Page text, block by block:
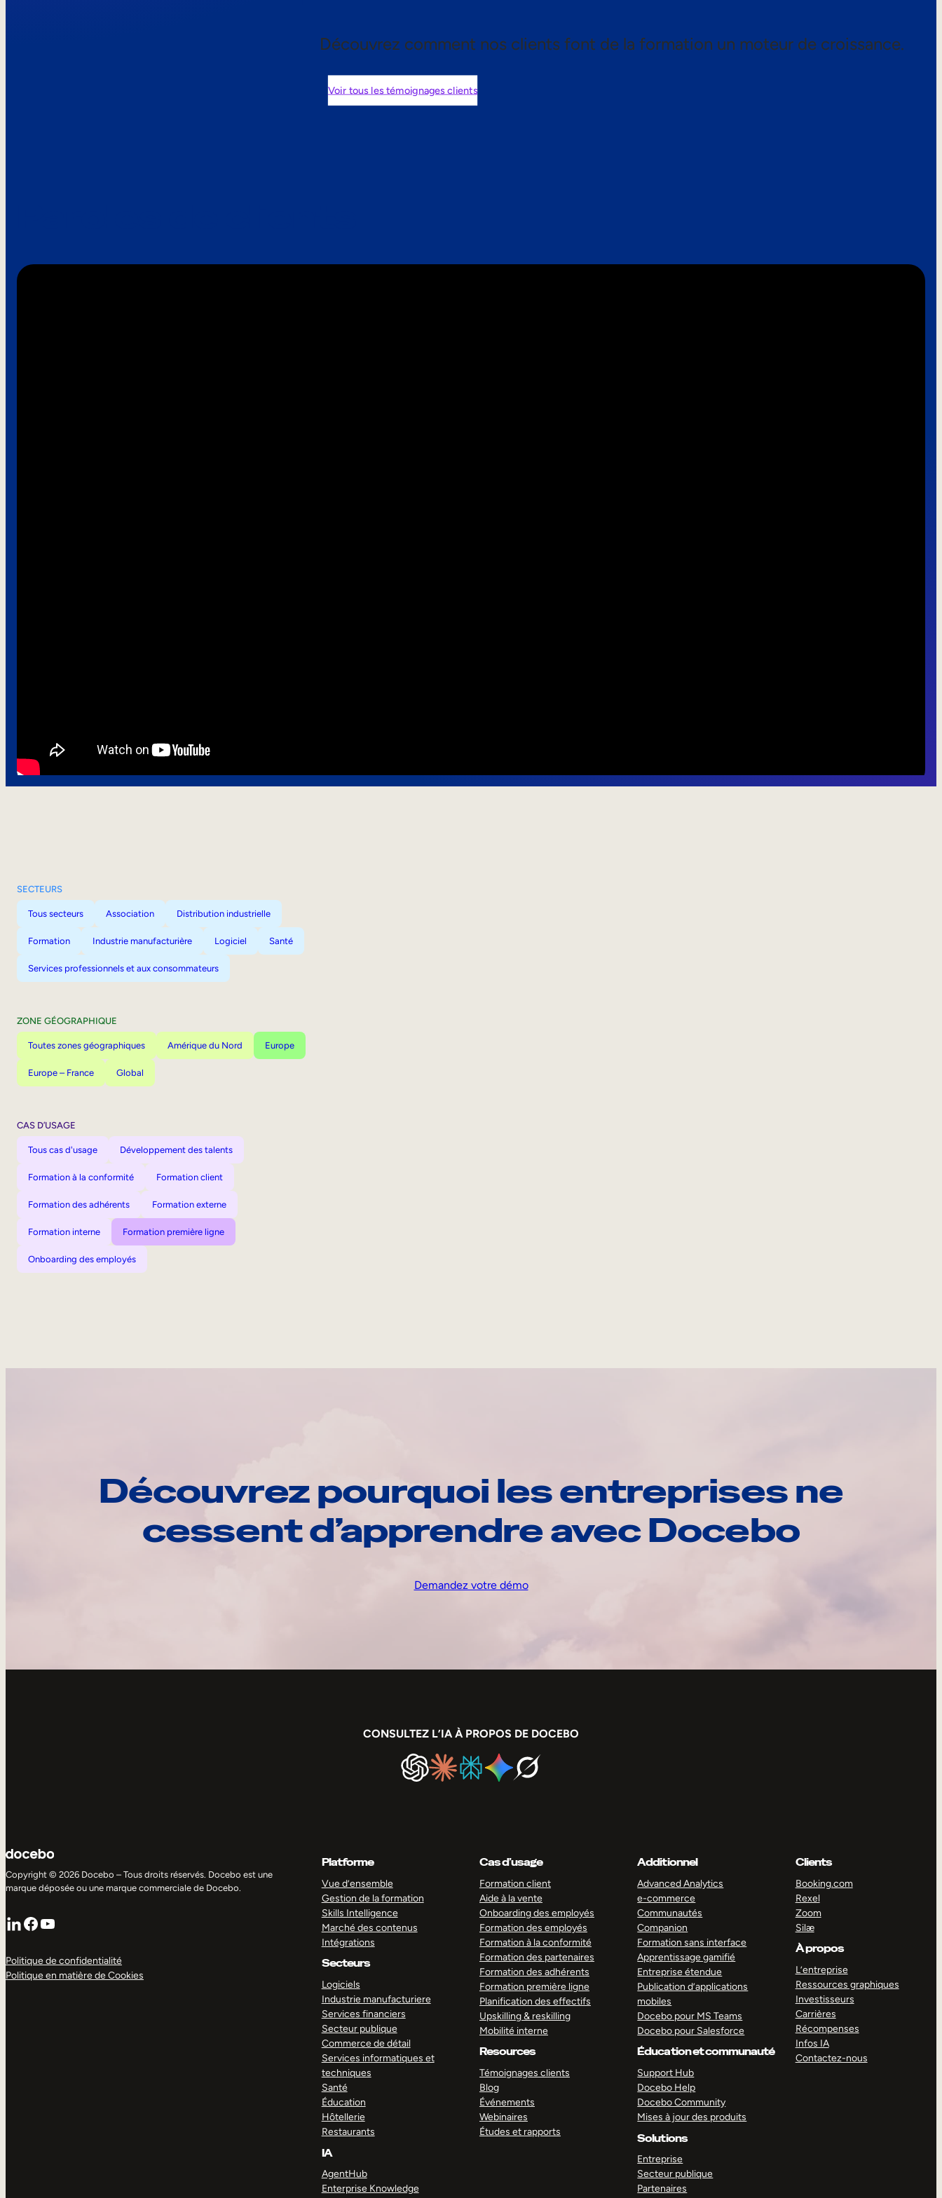
Découvrez comment nos clients font de la formation un moteur de croissance.
Voir tous les témoignages clients
SECTEURS
Tous secteurs Association Distribution industrielle
Formation Industrie manufacturière Logiciel Santé
Services professionnels et aux consommateurs
ZONE GÉOGRAPHIQUE
Toutes zones géographiques Amérique du Nord Europe
Europe – France Global
CAS D’USAGE
Tous cas d'usage Développement des talents
Formation à la conformité Formation client
Formation des adhérents Formation externe
Formation interne Formation première ligne
Onboarding des employés
Découvrez pourquoi les entreprises ne
cessent d’apprendre avec Docebo
Demandez votre démo
CONSULTEZ L’IA À PROPOS DE DOCEBO
Copyright © 2026 Docebo – Tous droits réservés. Docebo est une
marque déposée ou une marque commerciale de Docebo.
LinkedIn
Facebook
YouTube
Politique de confidentialité
Politique en matière de Cookies
Platforme
Vue d’ensemble
Gestion de la formation
Skills Intelligence
Marché des contenus
Intégrations
Secteurs
Logiciels
Industrie manufacturiere
Services financiers
Secteur publique
Commerce de détail
Services informatiques et
techniques
Santé
Éducation
Hôtellerie
Restaurants
IA
AgentHub
Enterprise Knowledge
Cas d’usage
Formation client
Aide à la vente
Onboarding des employés
Formation des employés
Formation à la conformité
Formation des partenaires
Formation des adhérents
Formation première ligne
Planification des effectifs
Upskilling & reskilling
Mobilité interne
Resources
Témoignages clients
Blog
Événements
Webinaires
Études et rapports
Additionnel
Advanced Analytics
e-commerce
Communautés
Companion
Formation sans interface
Apprentissage gamifié
Entreprise étendue
Publication d’applications
mobiles
Docebo pour MS Teams
Docebo pour Salesforce
Éducation et communauté
Support Hub
Docebo Help
Docebo Community
Mises à jour des produits
Solutions
Entreprise
Secteur publique
Partenaires
Clients
Booking.com
Rexel
Zoom
Silæ
À propos
L’entreprise
Ressources graphiques
Investisseurs
Carrières
Récompenses
Infos IA
Contactez-nous